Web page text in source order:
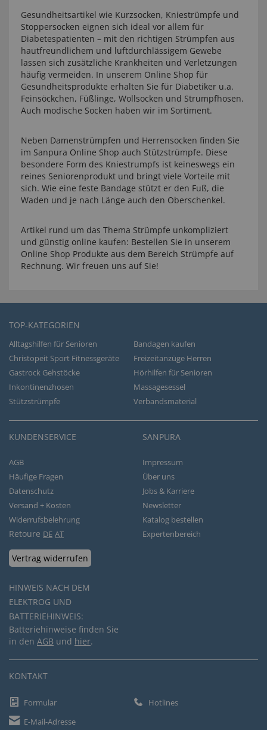
Gesundheitsartikel wie Kurzsocken, Kniestrümpfe und
Stoppersocken eignen sich ideal vor allem für
Diabetespatienten – mit den richtigen Strümpfen aus
hautfreundlichem und luftdurchlässigem Gewebe
lassen sich zusätzliche Krankheiten und Verletzungen
häufig vermeiden. In unserem Online Shop für
Gesundheitsprodukte erhalten Sie für Diabetiker u.a.
Feinsöckchen, Füßlinge, Wollsocken und Strumpfhosen.
Auch modische Socken haben wir im Sortiment.
Neben Damenstrümpfen und Herrensocken finden Sie
im Sanpura Online Shop auch Stützstrümpfe. Diese
besondere Form des Kniestrumpfs ist keineswegs ein
reines Seniorenprodukt und bringt viele Vorteile mit
sich. Wie eine feste Bandage stützt er den Fuß, die
Waden und je nach Länge auch den Oberschenkel.
Artikel rund um das Thema Strümpfe unkompliziert
und günstig online kaufen: Bestellen Sie in unserem
Online Shop Produkte aus dem Bereich Strümpfe auf
Rechnung. Wir freuen uns auf Sie!
TOP-KATEGORIEN
Alltagshilfen für Senioren
Bandagen kaufen
Christopeit Sport Fitnessgeräte
Freizeitanzüge Herren
Gastrock Gehstöcke
Hörhilfen für Senioren
Inkontinenzhosen
Massagesessel
Stützstrümpfe
Verbandsmaterial
KUNDENSERVICE
AGB
Häufige Fragen
Datenschutz
Versand + Kosten
Widerrufsbelehrung
Retoure DE AT
Vertrag widerrufen
HINWEIS NACH DEM
ELEKTROG UND
BATTERIEHINWEIS:
Batteriehinweise finden Sie
in den AGB und hier.
SANPURA
Impressum
Über uns
Jobs & Karriere
Newsletter
Katalog bestellen
Expertenbereich
KONTAKT
Formular
Hotlines
E-Mail-Adresse